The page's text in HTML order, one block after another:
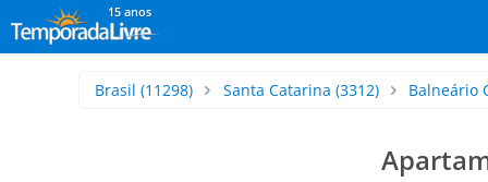
15 anos
Brasil (11298) Santa Catarina (3312) Balneário